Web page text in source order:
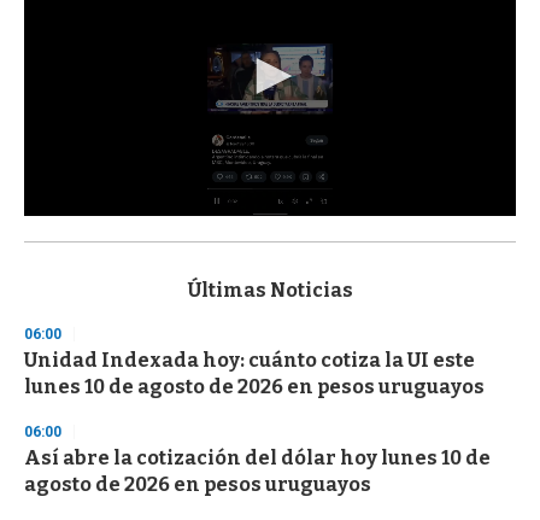
s
d
s
o
f
3
s
c
Últimas Noticias
06:00
Unidad Indexada hoy: cuánto cotiza la UI este
lunes 10 de agosto de 2026 en pesos uruguayos
06:00
Así abre la cotización del dólar hoy lunes 10 de
agosto de 2026 en pesos uruguayos